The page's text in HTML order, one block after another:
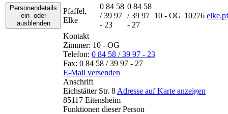
Personendetails
ein- oder
ausblenden
Pfaffel,
Elke
0 84 58
/ 39 97
- 23
0 84 58
/ 39 97
- 27
10 - OG 10276
Kontakt
Zimmer: 10 - OG
Telefon: 0 84 58 / 39 97 - 23
Fax: 0 84 58 / 39 97 - 27
E-Mail versenden
Anschrift
Eichstätter Str. 8 Adresse auf Karte anzeigen
85117 Eitensheim
Funktionen dieser Person